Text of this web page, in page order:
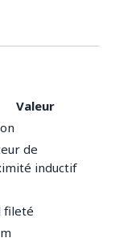
Valeur
de
inductif
fileté